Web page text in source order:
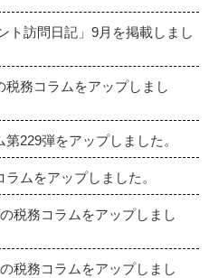
ト訪問日記」9月を掲載しまし
務コラムをアップしまし
229弾をアップしました。
ムをアップしました。
税務コラムをアップしまし
税務コラムをアップしまし